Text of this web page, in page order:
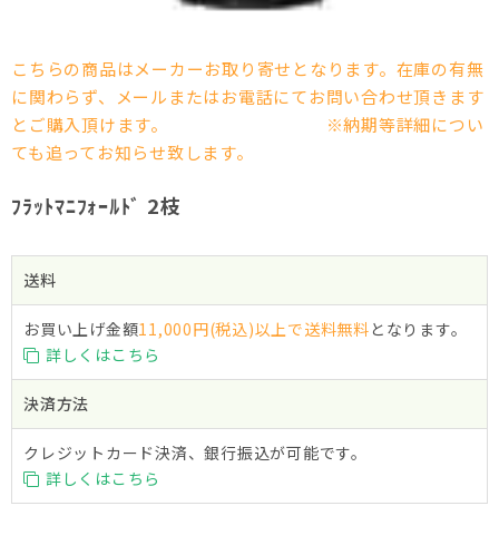
こちらの商品はメーカーお取り寄せとなります。在庫の有無
に関わらず、メールまたはお電話にてお問い合わせ頂きます
とご購入頂けます。 ※納期等詳細につい
ても追ってお知らせ致します。
ﾌﾗｯﾄﾏﾆﾌｫｰﾙﾄﾞ 2枝
送料
お買い上げ金額11,000円(税込)以上で送料無料 となります。
詳しくはこちら
決済方法
クレジットカード決済、銀行振込が可能です。
詳しくはこちら